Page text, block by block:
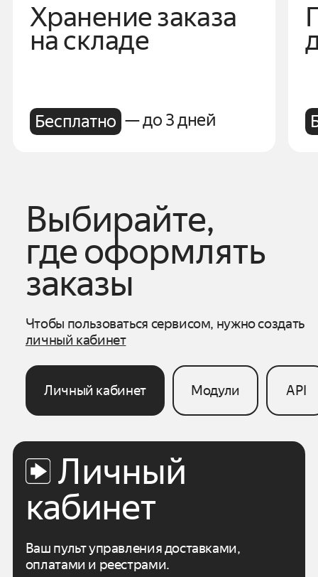
Хранение заказа
на складе
Бесплатно — до 3 дней
Выбирайте,
где оформлять
заказы
Чтобы пользоваться сервисом, нужно создать
личный кабинет
Личный кабинет Модули API
Личный
кабинет
Ваш пульт управления доставками,
оплатами и реестрами.